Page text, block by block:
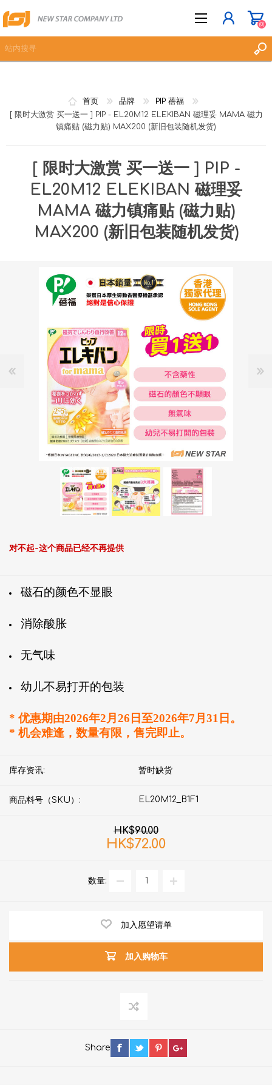
登入
愿望清单
(0)
首页 品牌
PIP 蓓福
[ 限时大激赏 买一送一 ] PIP - EL20M12 ELEKIBAN 磁理妥 MAMA 磁力
镇痛贴 (磁力贴) MAX200 (新旧包装随机发货)
[ 限时大激赏 买一送一 ] PIP -
EL20M12 ELEKIBAN 磁理妥
MAMA 磁力镇痛贴 (磁力贴)
MAX200 (新旧包装随机发货)
对不起-这个商品已经不再提供
磁石的颜色不显眼
消除酸胀
无气味
幼儿不易打开的包装
* 优惠期由2026年2月26日至2026年7月31日。
* 机会难逢，数量有限，售完即止。
库存资讯: 暂时缺货
商品料号（SKU）: EL20M12_B1F1
HK$90.00
HK$72.00
数量:
加入愿望请单
加入购物车
Share